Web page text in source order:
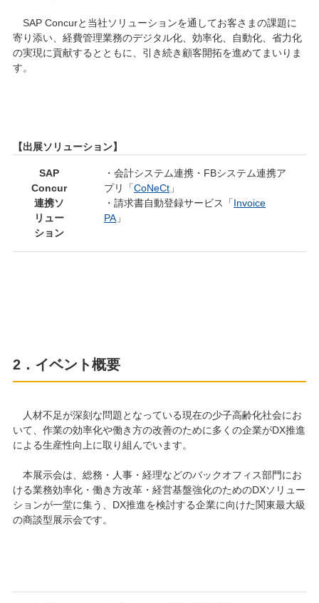
SAP Concurと当社ソリューションを通してお客さまの課題に
寄り添い、経費管理業務のデジタル化、効率化、自動化、省力化
の実現に貢献するとともに、引き続き顧客開拓を進めてまいりま
す。
【出展ソリューション】
SAP
Concur
連携ソ
リュー
ション
・会計システム連携・FBシステム連携ア
プリ「CoNeCt 」
・請求書自動登録サービス「Invoice
PA 」
2．イベント概要
人材不足が深刻な問題となっている現在の少子高齢化社会にお
いて、作業の効率化や働き方の改善のために多くの企業がDX推進
による生産性向上に取り組んでいます。
本展示会は、総務・人事・経理などのバックオフィス部門にお
ける業務効率化・働き方改革・経営基盤強化のためのDXソリュー
ションが一堂に集う、DX推進を検討する企業に向けた関東最大級
の商談型展示会です。